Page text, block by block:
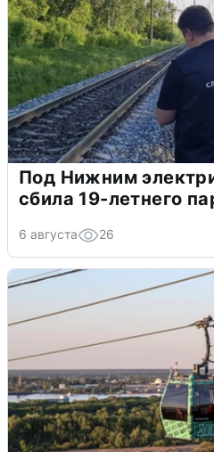
Под Нижним
сбила 19-летнего
6 августа 26